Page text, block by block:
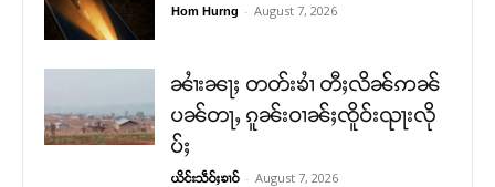
Hom Hurng - August 7, 2026
ၼၢႆးၼႃႈ တတ်းၶၢႆ တီႈလိၼ်ဢၼ်
ပၼ်တႃႇ ၵူၼ်းဝၢၼ်ႈၸိူဝ်းၺႃးလို
ပ်ႈ
ယိင်းသဵဝ်ႈၶၢဝ် - August 7, 2026